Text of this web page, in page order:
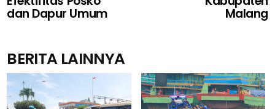
dan Dapur Umum Malang
BERITA LAINNYA